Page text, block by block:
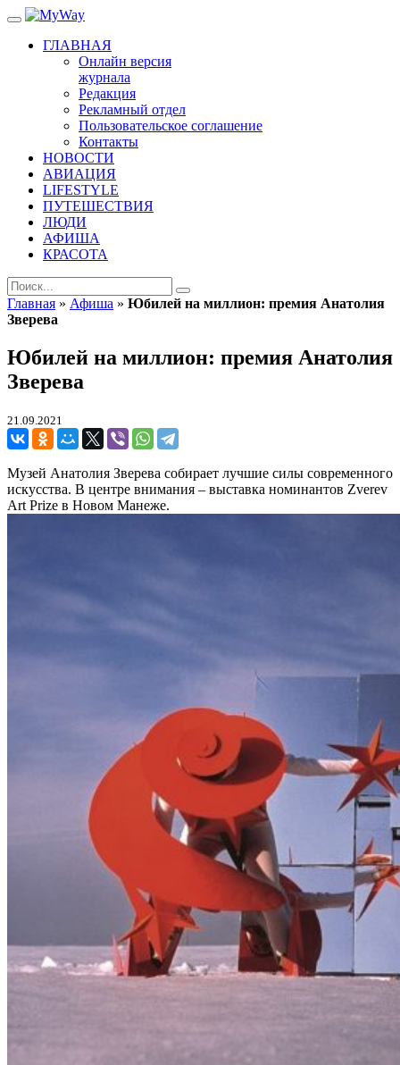
ГЛАВНАЯ
Онлайн версия
журнала
Редакция
Рекламный отдел
Пользовательское соглашение
Контакты
НОВОСТИ
АВИАЦИЯ
LIFESTYLE
ПУТЕШЕСТВИЯ
ЛЮДИ
АФИША
КРАСОТА
Главная » Афиша » Юбилей на миллион: премия Анатолия
Зверева
Юбилей на миллион: премия Анатолия
Зверева
21.09.2021
Музей Анатолия Зверева собирает лучшие силы современного
искусства. В центре внимания – выставка номинантов Zverev
Art Prize в Новом Манеже.